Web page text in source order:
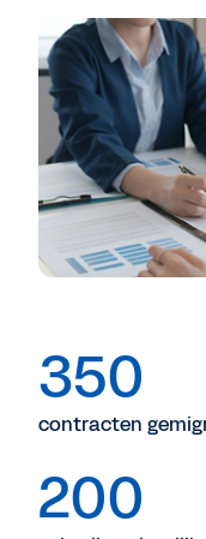
350
contracten
200